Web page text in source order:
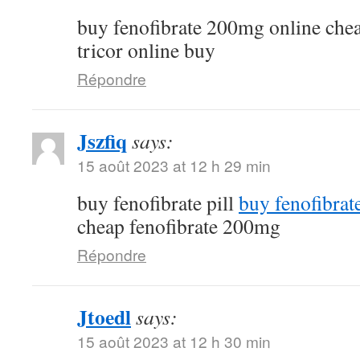
buy fenofibrate 200mg online
tricor online buy
Répondre
Jszfiq says:
15 août 2023 at 12 h 29 min
buy fenofibrate pillbuy
cheap fenofibrate 200mg
Répondre
Jtoedlsays:
15 août 2023 at 12 h 30 min